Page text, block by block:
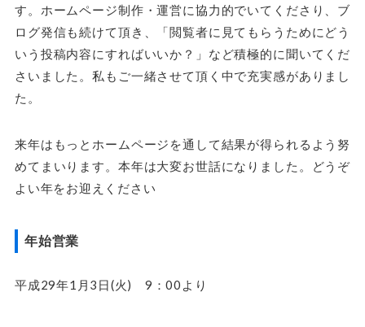
す。 ホームページ制作 ・運営に協力的でいてくださり、ブ
ログ発信も続けて頂き、「閲覧者に見てもらうためにどう
いう投稿内容にすればいいか？」など積極的に聞いてくだ
さいました。私もご一緒させて頂く中で充実感がありまし
た。
来年はもっと ホームページ を通して結果が得られるよう努
めてまいります。本年は大変お世話になりました。どうぞ
よい年をお迎えください
年始営業
平成29年1月3日(火) 9：00より